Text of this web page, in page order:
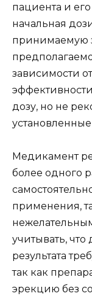
пациента и
начальная
принимаемую
зависимости
дозу, но не
Медикамент
более одного
применения,
учитывать,
результата
так как
эрекцию без